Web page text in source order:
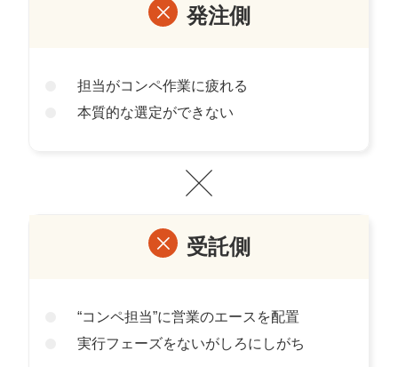
発注側
担当がコンペ作業に疲れる
本質的な選定ができない
受託側
“コンペ担当”に営業のエースを配置
実行フェーズをないがしろにしがち